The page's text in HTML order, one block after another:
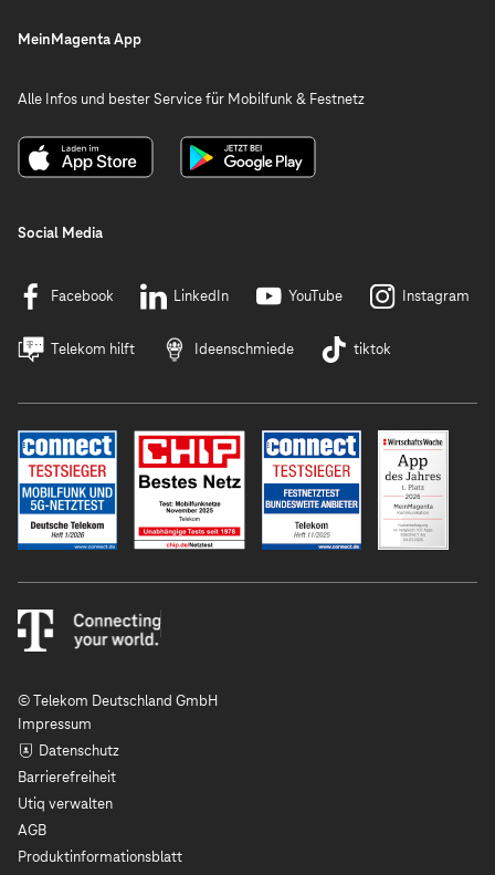
MeinMagenta App
Alle Infos und bester Service für Mobilfunk & Festnetz
Social Media
Facebook LinkedIn YouTube Instagram
Telekom hilft Ideenschmiede tiktok
© Telekom Deutschland GmbH
Impressum
Datenschutz
Barrierefreiheit
Utiq verwalten
AGB
Produktinformationsblatt